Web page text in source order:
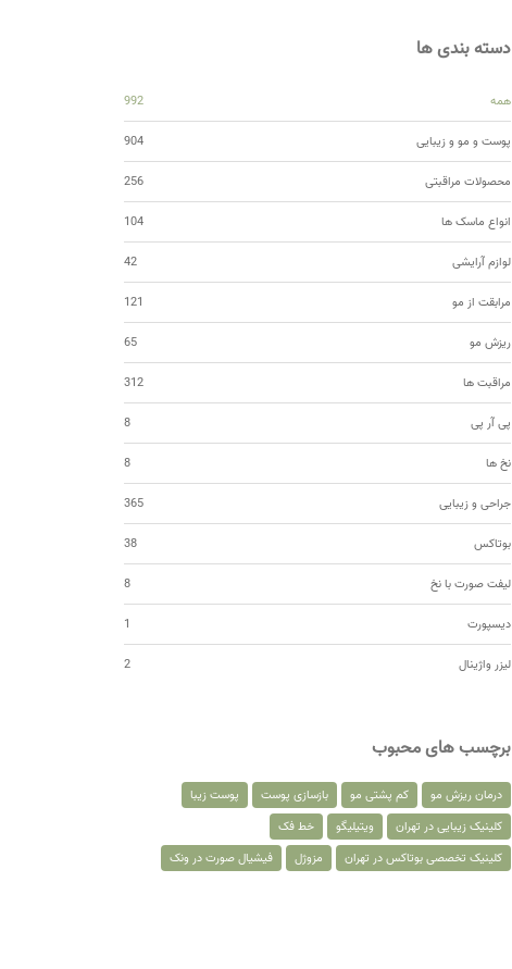
دسته بندی ها
همه 992
پوست و مو و زیبایی 904
محصولات مراقبتی 256
انواع ماسک ها 104
لوازم آرایشی 42
مرابقت از مو 121
ریزش مو 65
مراقبت ها 312
پی آر پی 8
نخ ها 8
جراحی و زیبایی 365
بوتاکس 38
لیفت صورت با نخ 8
دیسپورت 1
لیزر واژینال 2
برچسب های محبوب
درمان ریزش مو کم پشتی مو بازسازی پوست
پوست زیبا
کلینیک زیبایی در تهران
ویتیلیگو
خط فک
کلینیک تخصصی بوتاکس در تهران
مزوژل فیشیال صورت در ونک